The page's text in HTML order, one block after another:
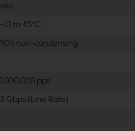
yes
-10 to 45°C
90% non-condensing
1,000,000 pps
3 Gbps (Line Rate)